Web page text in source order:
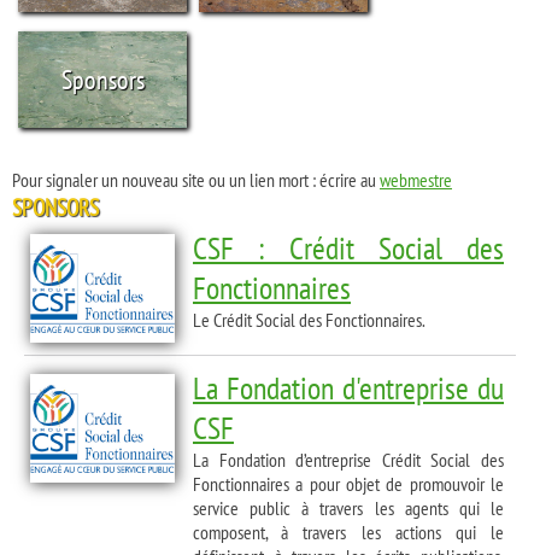
Sponsors
Pour signaler un nouveau site ou un lien mort : écrire au webmestre
SPONSORS
CSF : Crédit Social des
Fonctionnaires
Le Crédit Social des Fonctionnaires.
La Fondation d'entreprise du
CSF
La Fondation d’entreprise Crédit Social des
Fonctionnaires a pour objet de promouvoir le
service public à travers les agents qui le
composent, à travers les actions qui le